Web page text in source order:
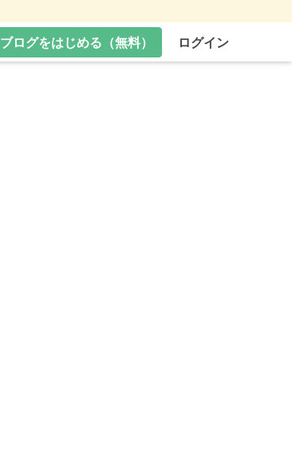
ブログをはじめる（無料）
ログイン